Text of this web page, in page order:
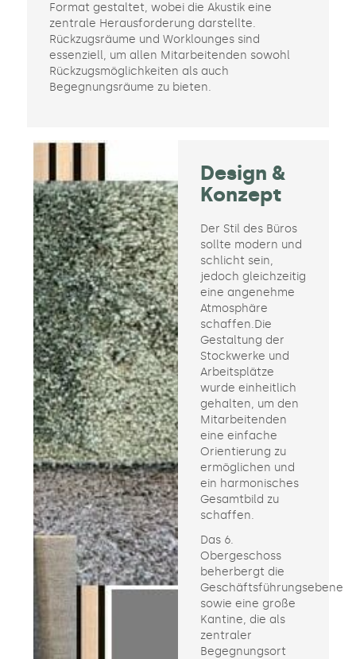
Format gestaltet, wobei die Akustik eine
zentrale Herausforderung darstellte.
Rückzugsräume und Worklounges sind
essenziell, um allen Mitarbeitenden sowohl
Rückzugsmöglichkeiten als auch
Begegnungsräume zu bieten.
Design &
Konzept
Der Stil des Büros
sollte modern und
schlicht sein,
jedoch gleichzeitig
eine angenehme
Atmosphäre
schaffen.Die
Gestaltung der
Stockwerke und
Arbeitsplätze
wurde einheitlich
gehalten, um den
Mitarbeitenden
eine einfache
Orientierung zu
ermöglichen und
ein harmonisches
Gesamtbild zu
schaffen.
Das 6.
Obergeschoss
beherbergt die
Geschäftsführungsebene
sowie eine große
Kantine, die als
zentraler
Begegnungsort